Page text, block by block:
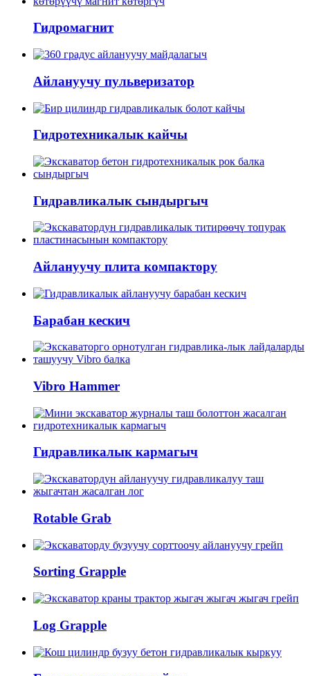
Гидромагнит
Айлануучу пульверизатор
Гидротехникалык кайчы
Гидравликалык сындыргыч
Айлануучу плита компактору
Барабан кескич
Vibro Hammer
Гидравликалык кармагыч
Rotable Grab
Sorting Grapple
Log Grapple